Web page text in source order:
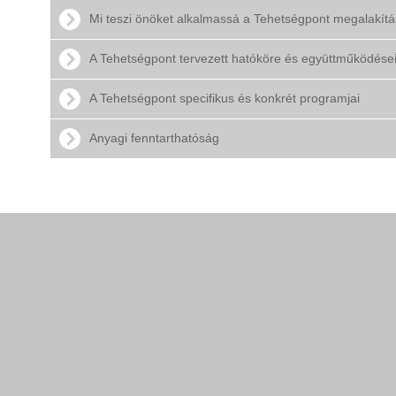
Mi teszi önöket alkalmassá a Tehetségpont
A Tehetségpont tervezett hatóköre és együttműködései
A Tehetségpont specifikus és konkrét programjai
Anyagi fenntarthatóság